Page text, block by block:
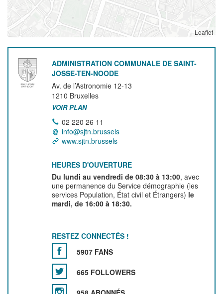
Leaflet
ADMINISTRATION COMMUNALE DE SAINT-
JOSSE-TEN-NOODE
Av. de l’Astronomie 12-13
1210 Bruxelles
VOIR PLAN
02 220 26 11
info@sjtn.brussels
www.sjtn.brussels
HEURES D'OUVERTURE
Du lundi au vendredi de 08:30 à 13:00, avec
une permanence du Service démographie (les
services Population, État civil et Étrangers) le
mardi, de 16:00 à 18:30.
RESTEZ CONNECTÉS !
5907 FANS
665 FOLLOWERS